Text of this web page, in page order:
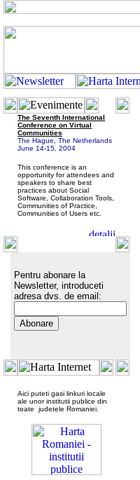
The Seventh International
Conference on Virtual
Communities
The Hague, The Netherlands
June 14-15, 2004
This conference is an
opportunity for attendees and
speakers to share best
practices about Social
Software, Collaboration Tools,
Communities of Practice,
Communities of Users etc.
Pentru abonare la
Newsletter, introduceti
adresa dvs. de email:
Aici puteti gasi linkuri locale
ale unor institutii publice din
toate judetele Romaniei.